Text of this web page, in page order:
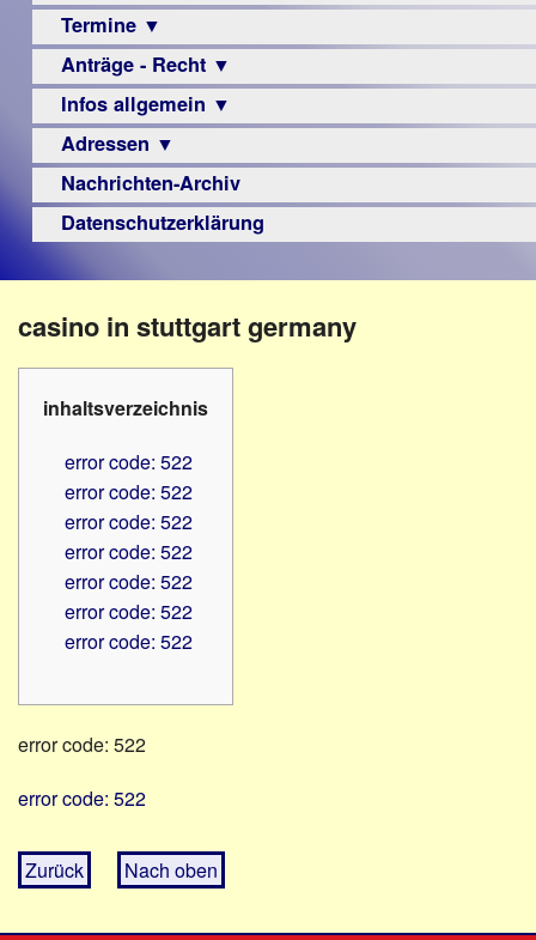
Termine ▼
Veranstaltungsprogramme
Anträge - Recht ▼
Archiv
Urteile
Infos allgemein ▼
Sehbehinderung
Frühförderung
Schule
–
Beruf
Hilfsmittel
-
PC
Adressen ▼
Augenoptiker
Berufsbildungswerke
Hörbüchereien
Reha-
Lehrer
Verbände
Nachrichten-Archiv
Datenschutzerklärung
casino in stuttgart germany
inhaltsverzeichnis
error code: 522
error code: 522
error code: 522
error code: 522
error code: 522
error code: 522
error code: 522
error code: 522
error code: 522
Zurück Nach oben